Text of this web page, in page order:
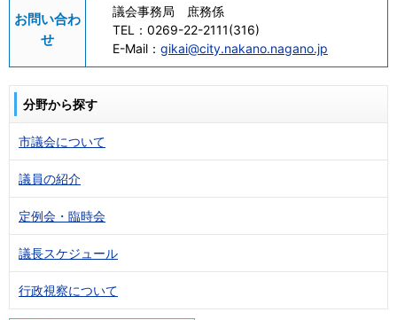
お問い合わ
せ
議会事務局 庶務係
TEL： 0269-22-2111(316)
E-Mail： gikai@city.nakano.nagano.jp
分野から探す
市議会について
議員の紹介
定例会・臨時会
議長スケジュール
行政視察について